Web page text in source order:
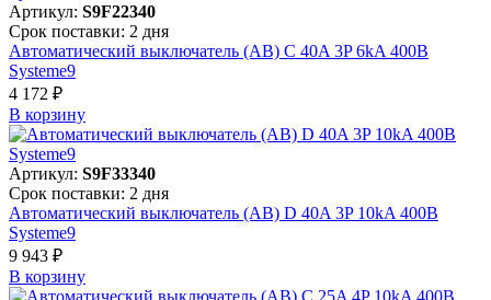
Артикул: S9F22340
Срок поставки: 2 дня
Автоматический выключатель (АВ) C 40A 3P 6kA 400В
Systeme9
4 172 ₽
В корзинy
Артикул: S9F33340
Срок поставки: 2 дня
Автоматический выключатель (АВ) D 40A 3P 10kA 400В
Systeme9
9 943 ₽
В корзинy